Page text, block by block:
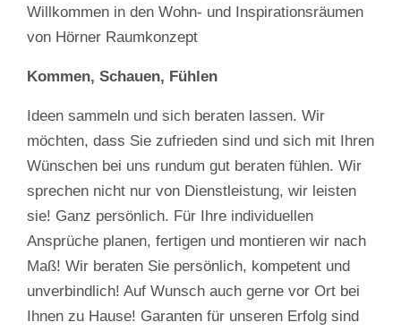
Willkommen in den Wohn- und Inspirationsräumen
von Hörner Raumkonzept
Kommen, Schauen, Fühlen
Ideen sammeln und sich beraten lassen. Wir
möchten, dass Sie zufrieden sind und sich mit Ihren
Wünschen bei uns rundum gut beraten fühlen. Wir
sprechen nicht nur von Dienstleistung, wir leisten
sie! Ganz persönlich. Für Ihre individuellen
Ansprüche planen, fertigen und montieren wir nach
Maß! Wir beraten Sie persönlich, kompetent und
unverbindlich! Auf Wunsch auch gerne vor Ort bei
Ihnen zu Hause! Garanten für unseren Erfolg sind